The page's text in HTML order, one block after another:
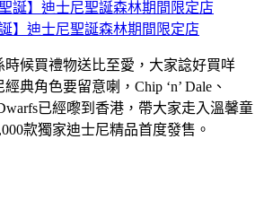
】迪士尼聖誕森林期間限定店
時候買禮物送比至愛，大家諗好買咩
典角色要留意喇，Chip ‘n’ Dale、
已經嚟到香港，帶大家走入溫馨童
款獨家迪士尼精品首度發售。